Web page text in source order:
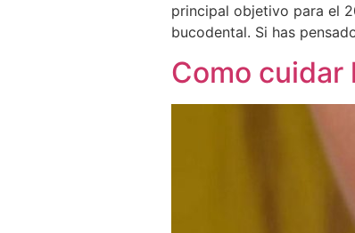
principal objetivo para el
bucodental. Si has
Como cuidar